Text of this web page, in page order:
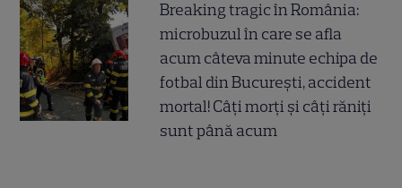
Breaking tragic în România:
microbuzul în care se afla
acum câteva minute echipa de
fotbal din București, accident
mortal! Câți morți și câți răniți
sunt până acum